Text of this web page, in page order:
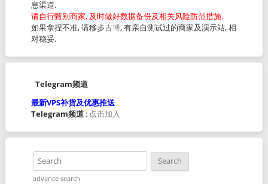
息渠道.
请自行甄别商家, 及时做好数据备份及相关风险防范措施.
如果拿捏不准, 请移步古博, 有亲自测试过的商家及演示站, 相
对稳妥.
Telegram频道
最新VPS补货及优惠推送
Telegram频道: 点击加入
advance search